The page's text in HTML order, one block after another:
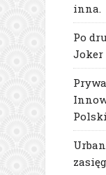
inna.
Po
Joker
Polski